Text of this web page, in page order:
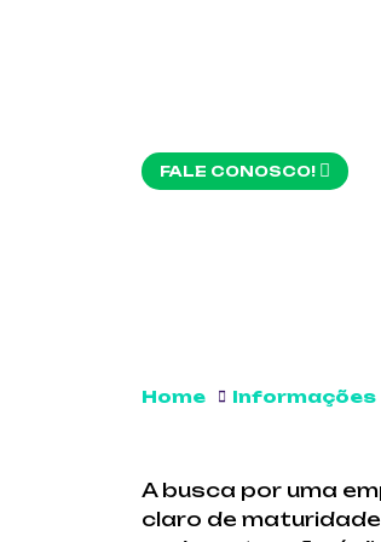
FALE CONOSCO!
Home Informações
A busca por uma
claro de